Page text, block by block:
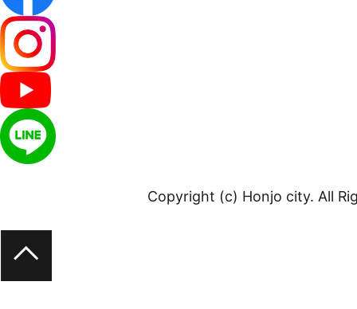
Copyright (c) Honjo city. All